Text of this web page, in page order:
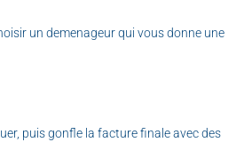
un demenageur qui vous donne une
puis gonfle la facture finale avec des